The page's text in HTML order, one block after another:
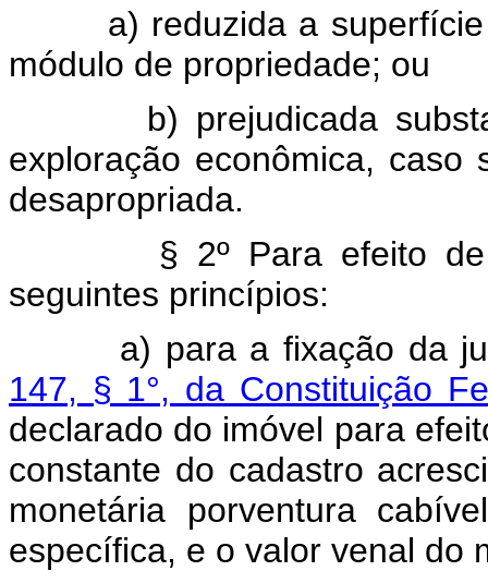
a) reduzida a
módulo de propriedade; ou
b) prejudicada
exploração econômica,
desapropriada.
§ 2º Para efeito
seguintes princípios:
a) para a fixação da
147, § 1°, da Constituição
declarado do imóvel para
constante do cadastro
monetária porventura
específica, e o valor venal do